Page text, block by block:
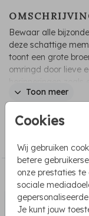
Cookies
Wij gebruiken
betere
onze prestaties
sociale
Je kunt jouw
Bewaar alle
deze schattige
toont een grote
omringd door lieve
aandenken te
Toon meer
COLLECTIE
Memorybox
PASSEND